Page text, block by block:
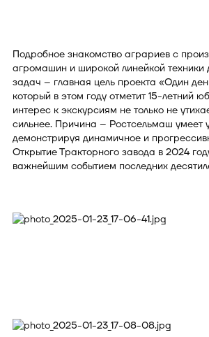
Подробное знакомство аграриев с
агромашин и широкой линейкой техники
задач – главная цель проекта «Один
который в этом году отметит 15-летний
интерес к экскурсиям не только не
сильнее. Причина – Ростсельмаш умеет
демонстрируя динамичное и
Открытие Тракторного завода в 2024
важнейшим событием последних